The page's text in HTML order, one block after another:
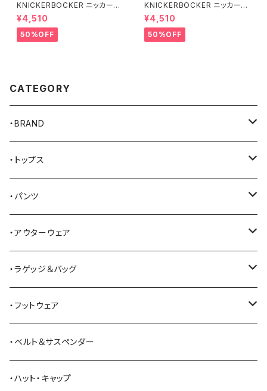
KNICKERBOCKER ニッカーボ
ッカー MILK ハンプトン Tシャ
ツ
¥4,510
50%OFF
KNICKERBOCKER ニッカーボ
ッカー GREEN ハンプトン Tシ
ャツ
¥4,510
50%OFF
CATEGORY
・BRAND
AKER
Alden
ALFONSO'S OF HOLLYWOOD LEATHER
All American Khakis
American Optical
ANDERSON BEAN BOOT CO.
Bass Pro Shops
・トップス
Tシャツ
シャツ
ベスト
セーター
スウェットシャツ
カーディガン
・パンツ
ジーンズ
ワークパンツ
オーバーオール
ミリタリーパンツ
ツナギ
・アウターウェア
コート
ジャケット
ベスト
・ラゲッジ＆バッグ
トートバッグ
ショルダーバッグ
リュック・バックパック
・フットウェア
ブーツ
スニーカー
・ベルト＆サスペンダー
・ハット・キャップ